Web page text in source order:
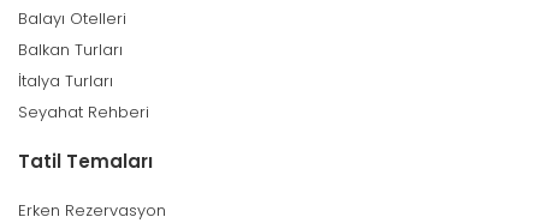
Balayı Otelleri
Balkan Turları
İtalya Turları
Seyahat Rehberi
Tatil Temaları
Erken Rezervasyon